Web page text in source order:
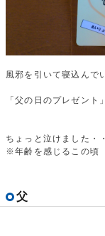
風邪を引いて寝込んで
「父の日のプレゼント
ちょっと泣けました・
※年齢を感じるこの頃
父